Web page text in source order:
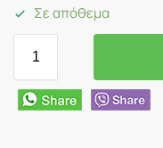
Σε απόθεμα